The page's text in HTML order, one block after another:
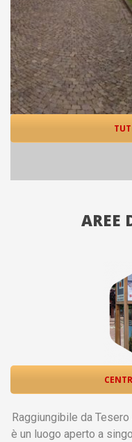
AREE
Raggiungibile da
è un luogo aperto a